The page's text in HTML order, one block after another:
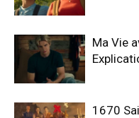
Ma Vie
1670